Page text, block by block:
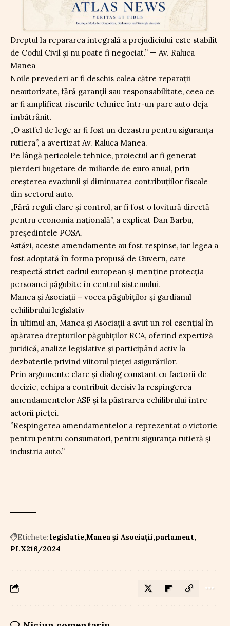
Dreptul la repararea integrală a prejudiciului este stabilit
de Codul Civil și nu poate fi negociat.” — Av. Raluca
Manea
Noile prevederi ar fi deschis calea către reparații
neautorizate, fără garanții sau responsabilitate, ceea ce
ar fi amplificat riscurile tehnice într-un parc auto deja
îmbătrânit.
„O astfel de lege ar fi fost un dezastru pentru siguranța
rutiera”, a avertizat Av. Raluca Manea.
Pe lângă pericolele tehnice, proiectul ar fi generat
pierderi bugetare de miliarde de euro anual, prin
creșterea evaziunii și diminuarea contribuțiilor fiscale
din sectorul auto.
„Fără reguli clare și control, ar fi fost o lovitură directă
pentru economia națională”, a explicat Dan Barbu,
președintele POSA.
Astăzi, aceste amendamente au fost respinse, iar legea a
fost adoptată în forma propusă de Guvern, care
respectă strict cadrul european și menține protecția
persoanei păgubite în centrul sistemului.
Manea și Asociații – vocea păgubiților și gardianul
echilibrului legislativ
În ultimul an, Manea și Asociații a avut un rol esențial în
apărarea drepturilor păgubiților RCA, oferind expertiză
juridică, analize legislative și participând activ la
dezbaterile privind viitorul pieței asigurărilor.
Prin argumente clare și dialog constant cu factorii de
decizie, echipa a contribuit decisiv la respingerea
amendamentelor ASF și la păstrarea echilibrului între
actorii pieței.
”Respingerea amendamentelor a reprezentat o victorie
pentru pentru consumatori, pentru siguranța rutieră și
industria auto.”
Etichete: legislatie Manea și Asociații parlament
PLX216/2024